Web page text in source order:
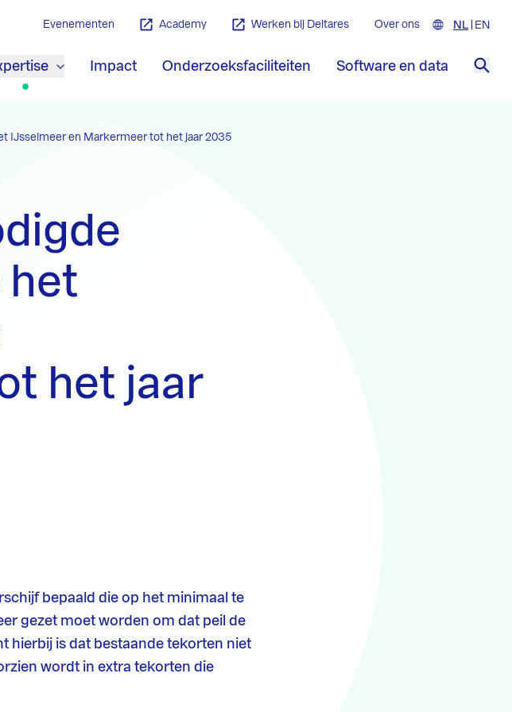
Impact Onderzoeksfaciliteiten
Software en data
Evenementen Academy Werken bij Deltares Over ons NL EN
IJsselmeer en Markermeer tot het jaar 2035
het
het jaar
bepaald die op het minimaal te
gezet moet worden om dat peil de
hierbij is dat bestaande tekorten niet
wordt in extra tekorten die